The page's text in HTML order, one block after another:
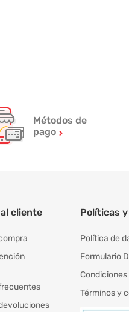
Métodos de
pago
cliente Políticas
Política de
Formulario
Términos y